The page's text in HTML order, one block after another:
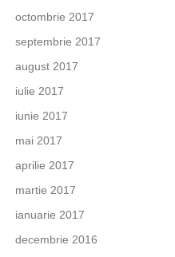
octombrie 2017
septembrie 2017
august 2017
iulie 2017
iunie 2017
mai 2017
aprilie 2017
martie 2017
ianuarie 2017
decembrie 2016